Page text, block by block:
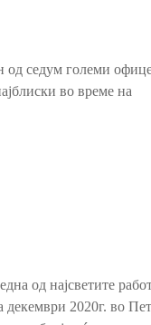
од седум големи
во време на
од најсветите
декември 2020г. во